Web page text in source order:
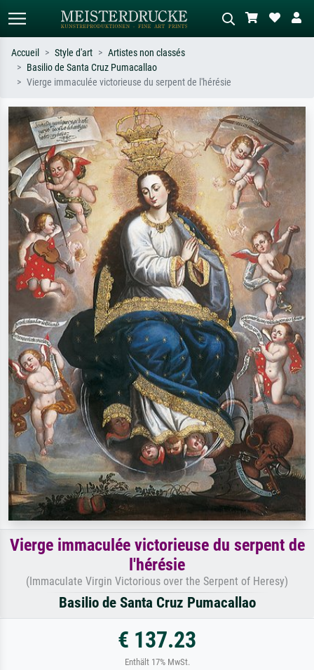
Recherche standard Recherche d'images IA
ex. Monet, Nuit étoilée,
impressionnisme, vague de Hokusai,
nu.
abstrait avec beaucoup de rouge,
tableau sombre, nu debout près d'un
arbre.
Accueil Style d'art
Artistes non classés
Basilio de Santa Cruz Pumacallao
Vierge immaculée victorieuse du serpent de l'hérésie
Vierge immaculée victorieuse du serpent de
l'hérésie
(Immaculate Virgin Victorious over the Serpent of Heresy)
Basilio de Santa Cruz Pumacallao
€ 137.23
Enthält 17% MwSt.